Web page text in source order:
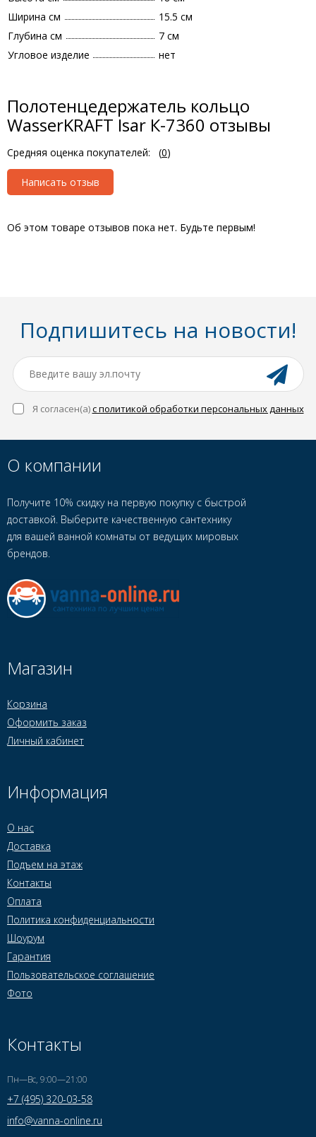
Ширина см
15.5 см
Глубина см
7 см
Угловое изделие
нет
Полотенцедержатель кольцо
WasserKRAFT Isar К-7360 отзывы
Средняя оценка покупателей: (0)
Написать отзыв
Об этом товаре отзывов пока нет. Будьте первым!
Подпишитесь на новости!
Я согласен(a)с политикой обработки персональных данных
О компании
Получите 10% скидку на первую покупку с быстрой
доставкой. Выберите качественную сантехнику
для вашей ванной комнаты от ведущих мировых
брендов.
Магазин
Корзина
Оформить заказ
Личный кабинет
Информация
О нас
Доставка
Подъем на этаж
Контакты
Оплата
Политика конфиденциальности
Шоурум
Гарантия
Пользовательское соглашение
Фото
Контакты
Пн—Вс, 9:00—21:00
+7 (495) 320-03-58
info@vanna-online.ru